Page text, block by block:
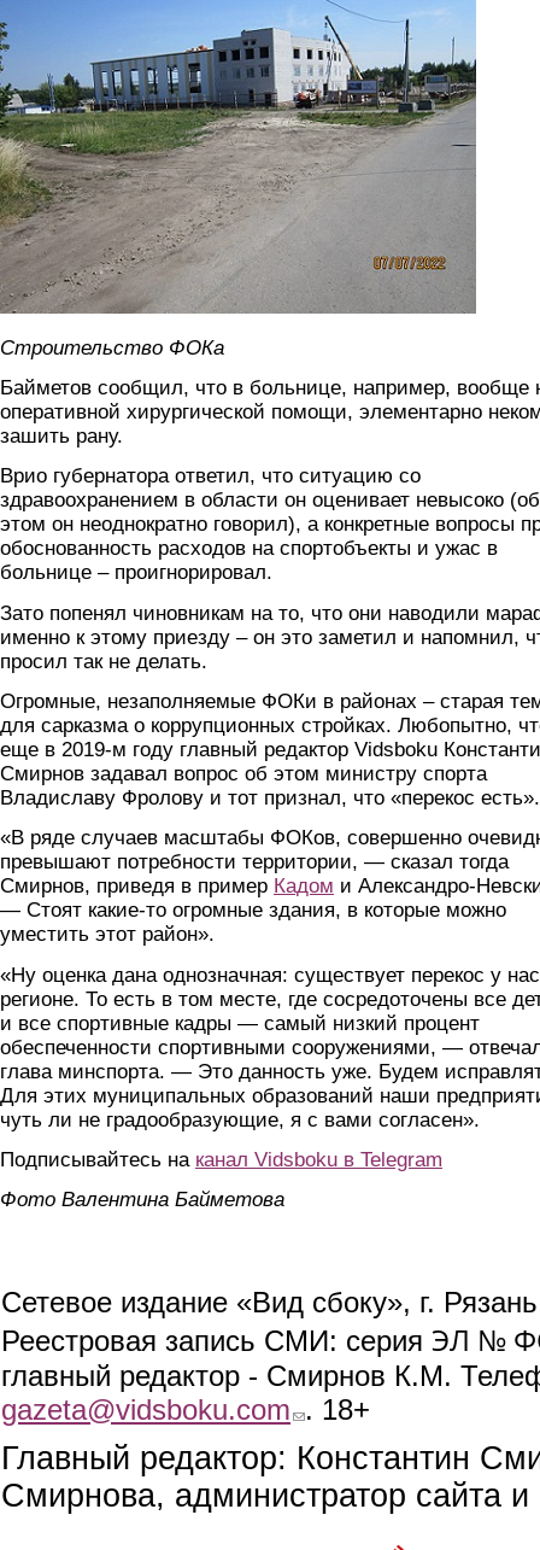
Строительство ФОКа
Байметов сообщил, что в больнице, например, вообще
оперативной хирургической помощи, элементарно
зашить рану.
Врио губернатора ответил, что ситуацию со
здравоохранением в области он оценивает невысоко (об
этом он неоднократно говорил), а конкретные вопросы
обоснованность расходов на спортобъекты и ужас в
больнице – проигнорировал.
Зато попенял чиновникам на то, что они наводили
именно к этому приезду – он это заметил и напомнил,
просил так не делать.
Огромные, незаполняемые ФОКи в районах – старая
для сарказма о коррупционных стройках. Любопытно,
еще в 2019-м году главный редактор Vidsboku
Смирнов задавал вопрос об этом министру спорта
Владиславу Фролову и тот признал, что «перекос есть».
«В ряде случаев масштабы ФОКов, совершенно
превышают потребности территории, — сказал тогда
Смирнов, приведя в пример Кадом и Александро-
— Стоят какие-то огромные здания, в которые можно
уместить этот район».
«Ну оценка дана однозначная: существует перекос у
регионе. То есть в том месте, где сосредоточены все
и все спортивные кадры — самый низкий процент
обеспеченности спортивными сооружениями, —
глава минспорта. — Это данность уже. Будем
Для этих муниципальных образований наши
чуть ли не градообразующие, я с вами согласен».
Подписывайтесь на канал Vidsboku в Telegram
Фото Валентина Байметова
Сетевое издание «Вид сбоку», г.
Реестровая запись СМИ: серия ЭЛ №
главный редактор - Смирнов К.М.
gazeta@vidsboku.com (link sends e-mail)
. 18+
Главный редактор: Константин
Смирнова, администратор сайта